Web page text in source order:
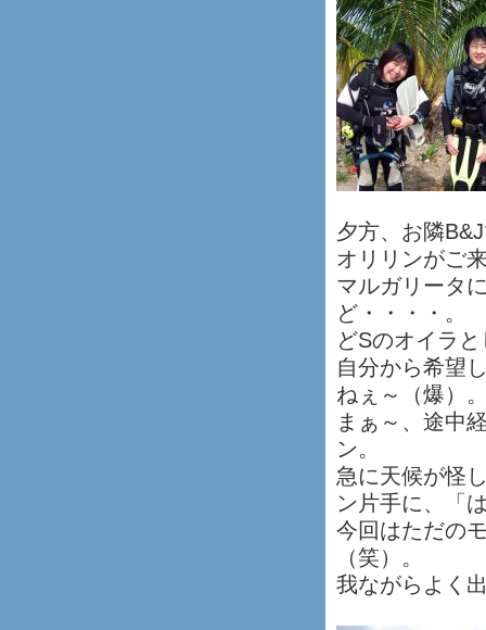
夕方、お隣
オリリンがご
マルガリータ
ど・・・・。
どSのオイラ
自分から希望
ねぇ～（爆）
まぁ～、途中
ン。
急に天候が怪
ン片手に、「
今回はただの
（笑）。
我ながらよく